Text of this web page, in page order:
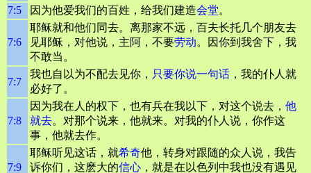
7:5
因为他爱我们的百姓，给我们建造会堂。
7:6
耶稣就和他们同去。离那家不远，百夫长托几个朋友去
见耶稣，对他说，主阿，不要劳动。因你到我舍下，我
不敢当。
7:7
我也自以为不配去见你， 只要你说一句话 ，我的仆人就
必好了。
7:8
因为我在人的权下，也有兵在我以下，对这个说去， 他
就去。对那个说来，他就来。对我的仆人说，你作这
事，他就去作。
7:9
耶稣听见这话，就希奇他，转身对跟随的众人说，我告
诉你们，这麽大的信心 ，就是在以色列中我也没有遇见